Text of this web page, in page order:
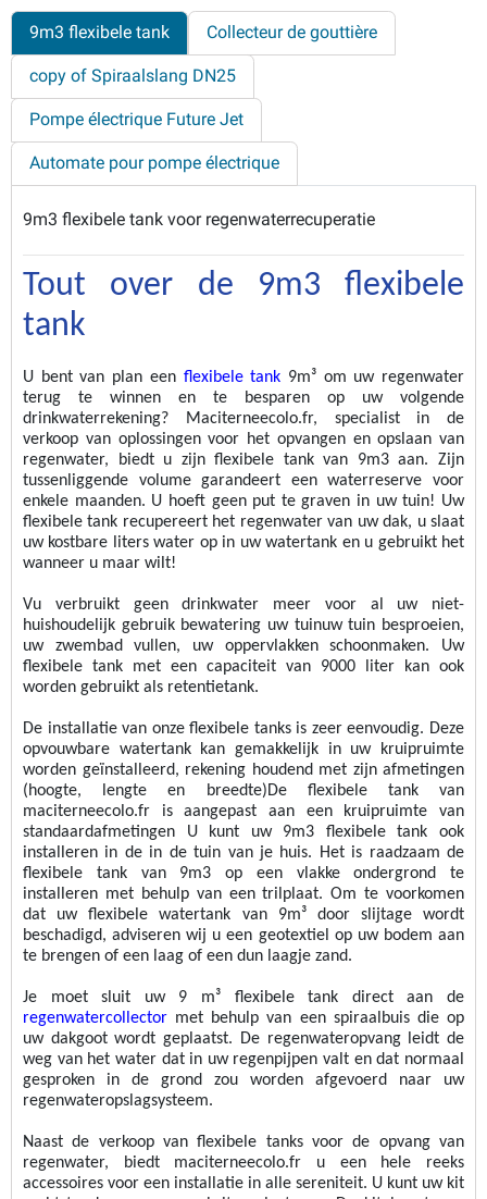
9m3 flexibele tank Collecteur de gouttière
copy of Spiraalslang DN25
Pompe électrique Future Jet
Automate pour pompe électrique
9m3 flexibele tank voor regenwaterrecuperatie
Tout over de 9m3 flexibele
tank
U bent van plan een flexibele tank 9m³ om uw regenwater
terug te winnen en te besparen op uw volgende
drinkwaterrekening? Maciterneecolo.fr, specialist in de
verkoop van oplossingen voor het opvangen en opslaan van
regenwater, biedt u zijn flexibele tank van 9m3 aan. Zijn
tussenliggende volume garandeert een waterreserve voor
enkele maanden. U hoeft geen put te graven in uw tuin! Uw
flexibele tank recupereert het regenwater van uw dak, u slaat
uw kostbare liters water op in uw watertank en u gebruikt het
wanneer u maar wilt!
Vu verbruikt geen drinkwater meer voor al uw niet-
huishoudelijk gebruik bewatering uw tuinuw tuin besproeien,
uw zwembad vullen, uw oppervlakken schoonmaken. Uw
flexibele tank met een capaciteit van 9000 liter kan ook
worden gebruikt als retentietank.
De installatie van onze flexibele tanks is zeer eenvoudig. Deze
opvouwbare watertank kan gemakkelijk in uw kruipruimte
worden geïnstalleerd, rekening houdend met zijn afmetingen
(hoogte, lengte en breedte)De flexibele tank van
maciterneecolo.fr is aangepast aan een kruipruimte van
standaardafmetingen U kunt uw 9m3 flexibele tank ook
installeren in de in de tuin van je huis.
Het is raadzaam de
flexibele tank van 9m3 op een vlakke ondergrond te
installeren met behulp van een trilplaat. Om te voorkomen
dat uw flexibele watertank van 9m³ door slijtage wordt
beschadigd, adviseren wij u een geotextiel op uw bodem aan
te brengen of een laag of een dun laagje zand.
Je moet sluit uw
regenwatercollector met behulp van een spiraalbuis die op
uw dakgoot wordt geplaatst. De regenwateropvang leidt de
weg van het water dat in uw regenpijpen valt en dat normaal
gesproken in de grond zou worden afgevoerd naar uw
regenwateropslagsysteem.
Naast de verkoop van flexibele tanks voor de opvang van
regenwater, biedt maciterneecolo.fr u een hele reeks
accessoires voor een installatie in alle sereniteit. U kunt uw kit